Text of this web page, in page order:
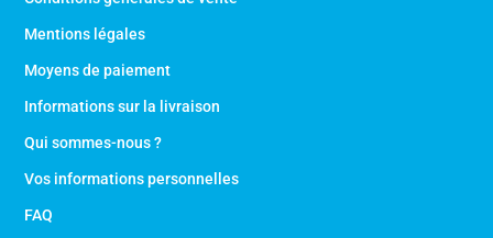
Mentions légales
Moyens de paiement
Informations sur la livraison
Qui sommes-nous ?
Vos informations personnelles
FAQ